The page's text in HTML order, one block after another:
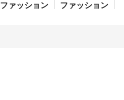
ファッション
ファッション